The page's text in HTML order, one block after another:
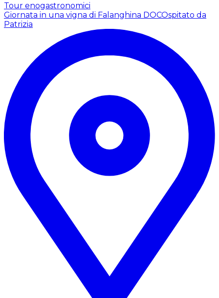
Tour enogastronomici
Giornata in una vigna di Falanghina DOCOspitato da
Patrizia